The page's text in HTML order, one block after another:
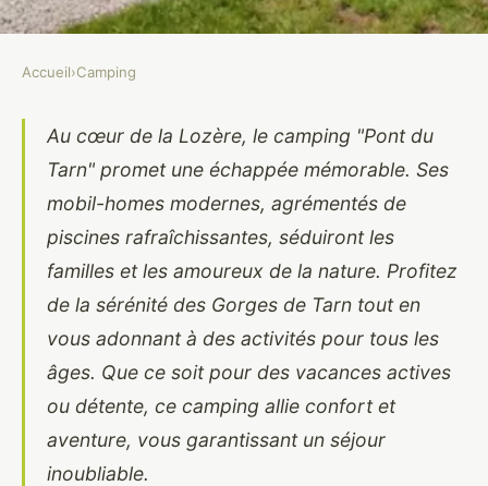
CAMPING
Camping lozère : une escapade
inoubliable avec piscine et
mobil-home
Hervé 4 février 2025 8 min de lecture
Accueil›Camping
Au cœur de la Lozère, le camping "Pont du
Tarn" promet une échappée mémorable. Ses
mobil-homes modernes, agrémentés de
piscines rafraîchissantes, séduiront les
familles et les amoureux de la nature. Profitez
de la sérénité des Gorges de Tarn tout en
vous adonnant à des activités pour tous les
âges. Que ce soit pour des vacances actives
ou détente, ce camping allie confort et
aventure, vous garantissant un séjour
inoubliable.